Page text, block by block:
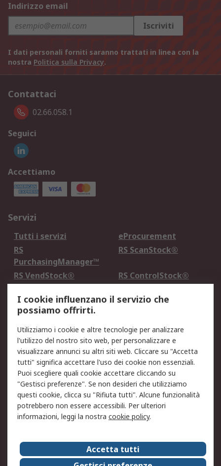
Indirizzo email
Iscriviti
I dati personali forniti saranno trattati in linea con la
nostra Politica sulla Privacy.
Contattaci
02.66.058.1
Seguici
Accettiamo
Servizi
Tutti i servizi
eProcurement
RS
PurchasingManager™
RS ScanStock®
RS VendStock®
RS ControlStock®
Legale
Informativa Cookie
Informativa Privacy -
Aggiornata
Email Security
Termini d'uso
Condizioni di vendita
Condizioni generali di
servizio
Etica e responsabilità
Chi Siamo
Chi Siamo
Contattaci
Supporto
ESG
I cookie influenzano il servizio che
possiamo offrirti.
Utilizziamo i cookie e altre tecnologie per analizzare
l'utilizzo del nostro sito web, per personalizzare e
visualizzare annunci su altri siti web. Cliccare su "Accetta
tutti" significa accettare l'uso dei cookie non essenziali.
Puoi scegliere quali cookie accettare cliccando su
"Gestisci preferenze". Se non desideri che utilizziamo
questi cookie, clicca su "Rifiuta tutti". Alcune funzionalità
potrebbero non essere accessibili. Per ulteriori
informazioni, leggi la nostra cookie policy.
Accetta tutti